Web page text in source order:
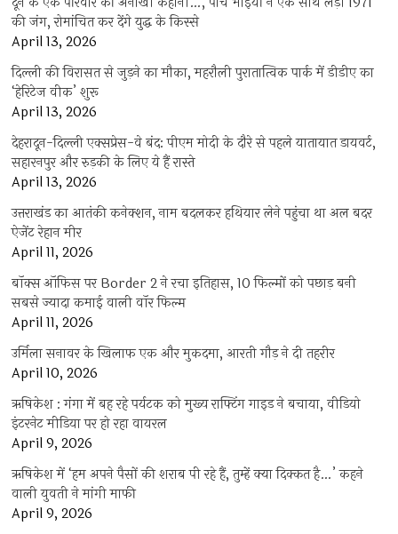
की जंग, रोमांचित कर देंगे युद्ध के किस्से
April 13, 2026
दिल्ली की विरासत से जुड़ने का मौका, महरौली पुरातात्विक पार्क में डीडीए का
‘हेरिटेज वीक’ शुरू
April 13, 2026
देहरादून-दिल्ली एक्सप्रेस-वे बंद: पीएम मोदी के दौरे से पहले यातायात डायवर्ट,
सहारनपुर और रुड़की के लिए ये हैं रास्ते
April 13, 2026
उत्तराखंड का आतंकी कनेक्शन, नाम बदलकर हथियार लेने पहुंचा था अल बदर
ऐजेंट रेहान मीर
April 11, 2026
बॉक्स ऑफिस पर Border 2 ने रचा इतिहास, 10 फिल्मों को पछाड़ बनी
सबसे ज्यादा कमाई वाली वॉर फिल्म
April 11, 2026
उर्मिला सनावर के खिलाफ एक और मुकदमा, आरती गौड़ ने दी तहरीर
April 10, 2026
ऋषिकेश : गंगा में बह रहे पर्यटक को मुख्य राफ्टिंग गाइड ने बचाया, वीडियो
इंटरनेट मीडिया पर हो रहा वायरल
April 9, 2026
ऋषिकेश में ‘हम अपने पैसों की शराब पी रहे हैं, तुम्हें क्या दिक्कत है…’ कहने
वाली युवती ने मांगी माफी
April 9, 2026